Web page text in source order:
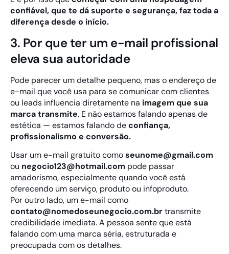
confiável, que te dá suporte e segurança, faz toda a
diferença desde o início.
3. Por que ter um e-mail profissional
eleva sua autoridade
Pode parecer um detalhe pequeno, mas o endereço de
e-mail que você usa para se comunicar com clientes
ou leads influencia diretamente na imagem que sua
marca transmite. E não estamos falando apenas de
estética — estamos falando deconfiança,
profissionalismo e conversão.
Usar um e-mail gratuito comoseunome@gmail.com
ou negocio123@hotmail.com pode passar
amadorismo, especialmente quando você está
oferecendo um serviço, produto ou infoproduto.
Por outro lado, um e-mail como
contato@nomedoseunegocio.com.brtransmite
credibilidade imediata. A pessoa sente que está
falando com uma marca séria, estruturada e
preocupada com os detalhes.